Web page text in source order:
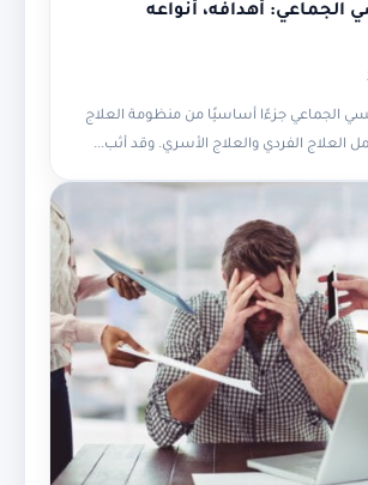
الجماعي: أهدافه، أنواعه
الجماعي جزءًا أساسيًا من منظومة العلاج
العلاج الفردي والعلاج الأسري. وقد أثب...